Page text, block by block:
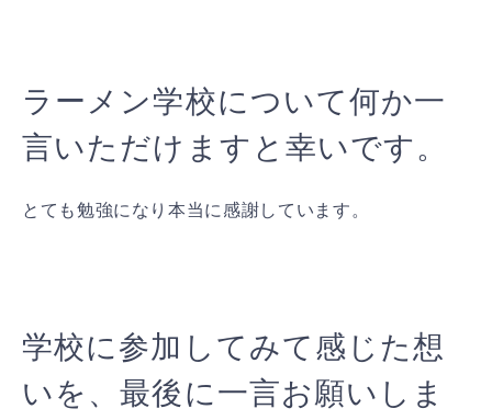
ラーメン学校について何か一
言いただけますと幸いです。
とても勉強になり本当に感謝しています。
学校に参加してみて感じた想
いを、最後に一言お願いしま